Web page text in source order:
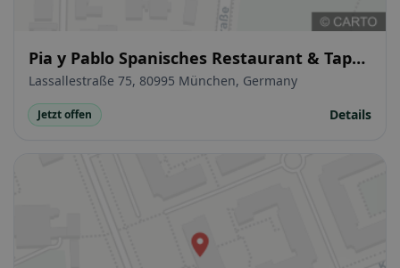
Pia y Pablo Spanisches Restaurant & Tapas
Bar München
Lassallestraße 75, 80995 München, Germany
Jetzt offen Details